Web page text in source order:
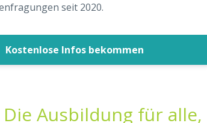
seit 2020.
Kostenlose Infos bekommen
Die Ausbildung für